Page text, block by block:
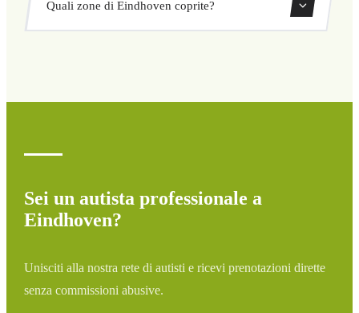
ritorno direttamente dal nostro sistema di prenotazione.
Quali zone di Eindhoven coprite?
Sei un autista professionale a
Eindhoven?
Unisciti alla nostra rete di autisti e ricevi prenotazioni dirette
senza commissioni abusive.